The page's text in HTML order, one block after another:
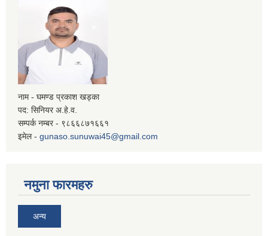
नाम - घमण्ड प्रकाश खड्का
पद: सिनियर अ.हे.व.
सम्पर्क नम्बर - ९८६६८७१६६१
इमेल - gunaso.sunuwai45@gmail.com
नमुना फारमहरु
अन्य